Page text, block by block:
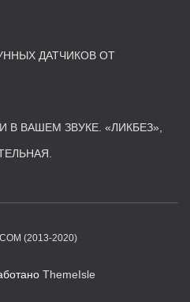
ДАТЧИКОВ ОТ
ВАШЕМ ЗВУКЕ. «ЛИКБЕЗ»,
(2013-2020)
ThemeIsle